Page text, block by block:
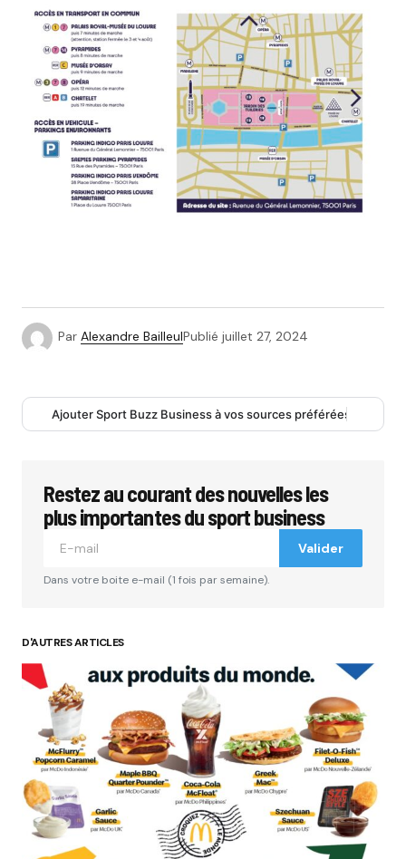
Par Alexandre BailleulPublié juillet 27, 2024
Ajouter Sport Buzz Business à vos sources préférées
Restez au courant des nouvelles les
plus importantes du sport business
Valider
Dans votre boite e-mail (1 fois par semaine).
D'AUTRES ARTICLES